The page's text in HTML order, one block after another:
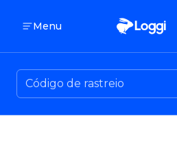
Menu